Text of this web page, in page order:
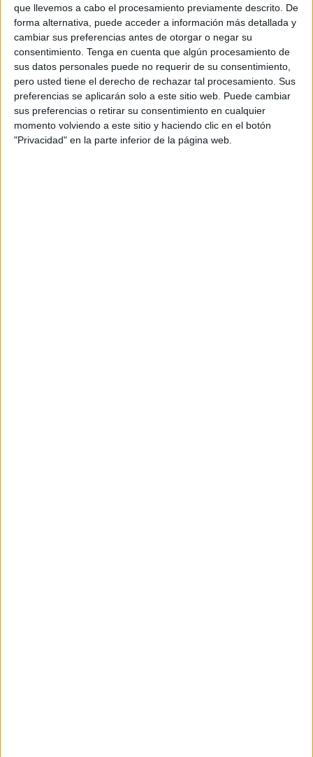
que llevemos a cabo el procesamiento previamente descrito. De
forma alternativa, puede acceder a información más detallada y
cambiar sus preferencias antes de otorgar o negar su
consentimiento. Tenga en cuenta que algún procesamiento de
sus datos personales puede no requerir de su consentimiento,
pero usted tiene el derecho de rechazar tal procesamiento. Sus
preferencias se aplicarán solo a este sitio web. Puede cambiar
sus preferencias o retirar su consentimiento en cualquier
momento volviendo a este sitio y haciendo clic en el botón
"Privacidad" en la parte inferior de la página web.